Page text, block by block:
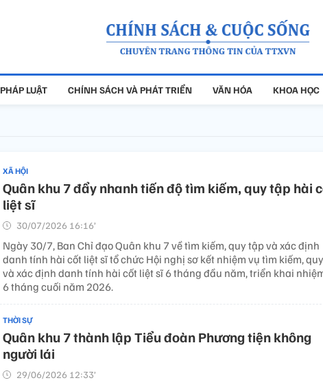
PHÁP LUẬT CHÍNH SÁCH VÀ PHÁT TRIỂN VĂN HÓA KHOA HỌC
XÃ HỘI
Quân khu 7 đẩy nhanh tiến độ tìm kiếm, quy tập hài
liệt sĩ
30/07/2026 16:16’
Ngày 30/7, Ban Chỉ đạo Quân khu 7 về tìm kiếm, quy tập và xác định
danh tính hài cốt liệt sĩ tổ chức Hội nghị sơ kết nhiệm vụ tìm kiếm,
và xác định danh tính hài cốt liệt sĩ 6 tháng đầu năm, triển khai
6 tháng cuối năm 2026.
THỜI SỰ
Quân khu 7 thành lập Tiểu đoàn Phương tiện không
người lái
29/06/2026 12:33’